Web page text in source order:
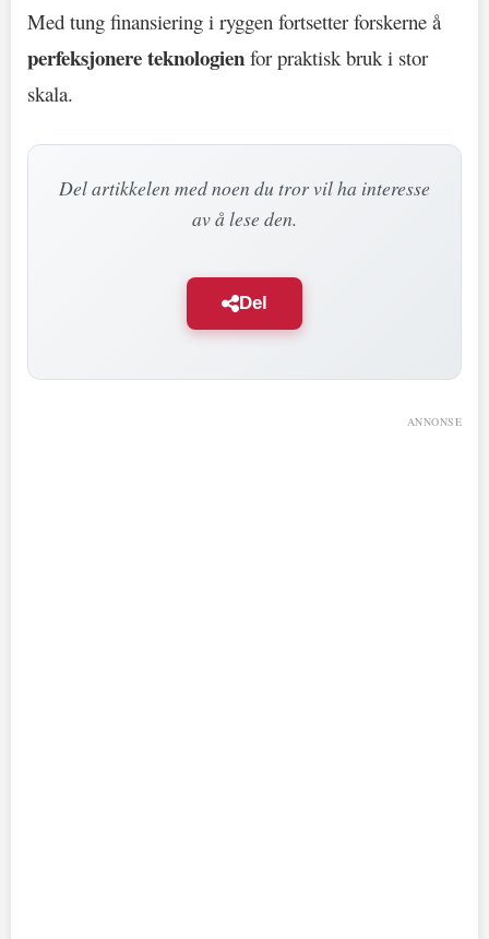
Med tung finansiering i ryggen fortsetter forskerne å
perfeksjonere teknologien for praktisk bruk i stor
skala.
Del artikkelen med noen du tror vil ha interesse
av å lese den.
Del
ANNONSE